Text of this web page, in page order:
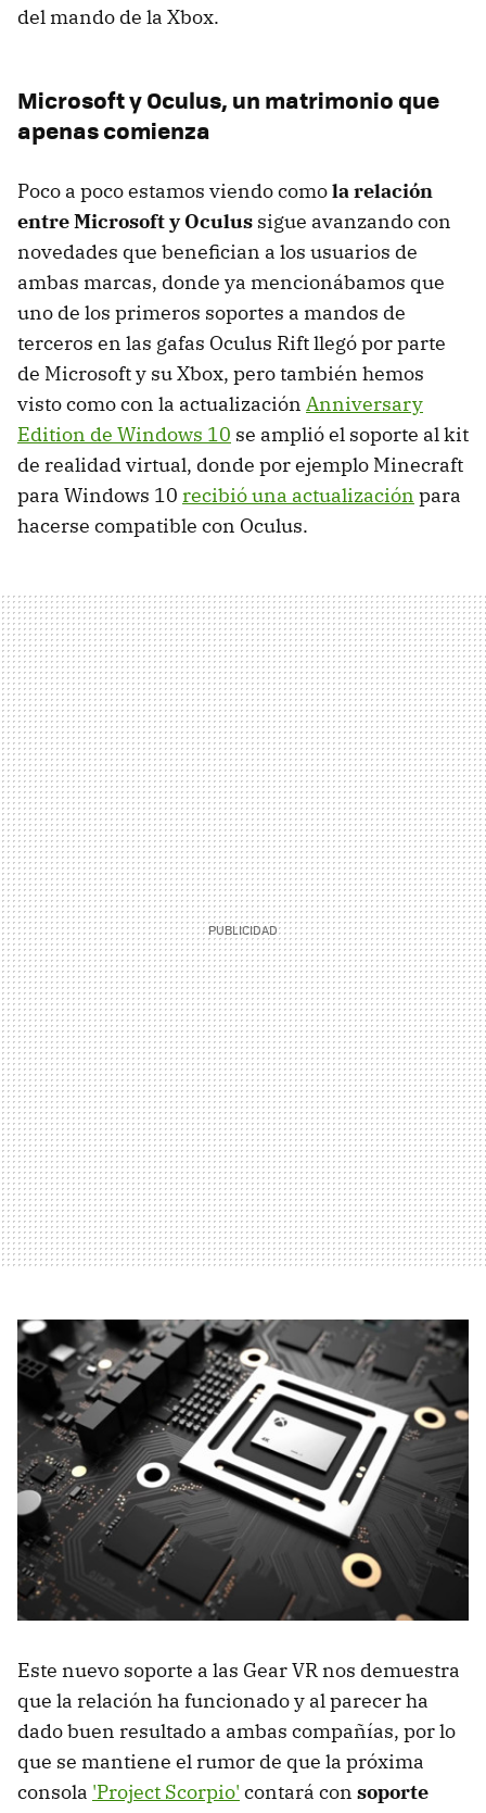
del mando de la Xbox.
Microsoft y Oculus, un matrimonio que
apenas comienza
Poco a poco estamos viendo comola relación
entre Microsoft y Oculus sigue avanzando con
novedades que benefician a los usuarios de
ambas marcas, donde ya mencionábamos que
uno de los primeros soportes a mandos de
terceros en las gafas Oculus Rift llegó por parte
de Microsoft y su Xbox, pero también hemos
visto como con la actualización Anniversary
Edition de Windows 10 se amplió el soporte al kit
de realidad virtual, donde por ejemplo Minecraft
para Windows 10 recibió una actualización para
hacerse compatible con Oculus.
Este nuevo soporte a las Gear VR nos demuestra
que la relación ha funcionado y al parecer ha
dado buen resultado a ambas compañías, por lo
que se mantiene el rumor de que la próxima
consola 'Project Scorpio' contará con soporte